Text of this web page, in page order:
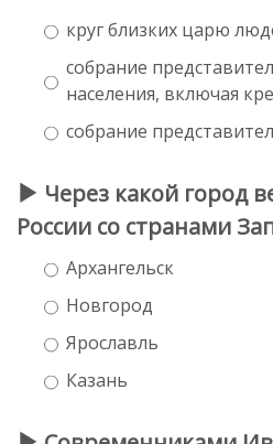
круг близких царю
собрание
населения, включая
собрание
Через какой город
России со странами
Архангельск
Новгород
Ярославль
Казань